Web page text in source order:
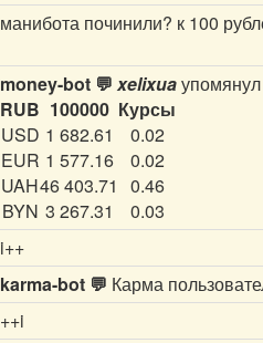
манибота починили? к 100
money-bot 💬 xelixua
RUB 100000 Курсы
USD 1 682.61
0.02
EUR 1 577.16
0.02
UAH46 403.71
0.46
BYN 3 267.31
0.03
i++
karma-bot 💬 Карма
++i